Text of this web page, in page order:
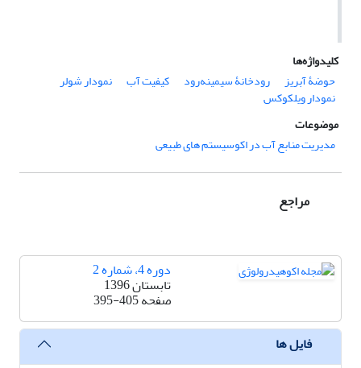
کلیدواژه‌ها
حوضۀ آبریز
رودخانۀ سیمینه‌رود کیفیت آب نمودار شولر
نمودار ویلکوکس
موضوعات
مدیریت منابع آب در اکوسیستم های طبیعی
مراجع
دوره 4، شماره 2
تابستان 1396
صفحه395-405
فایل ها